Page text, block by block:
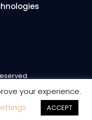
your experience.
ACCEPT